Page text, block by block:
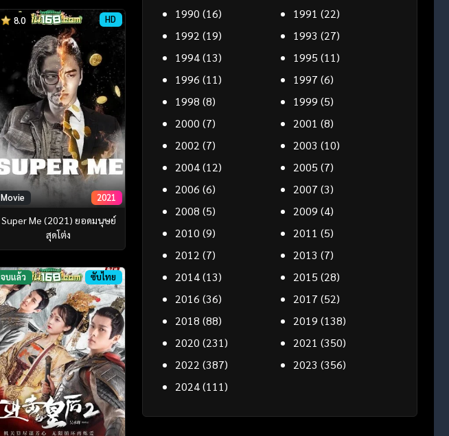
8.0 HD
Movie 2021
Super Me (2021) ยอดมนุษย์
สุดโต่ง
จบแล้ว ซับไทย
1990 (16) 1991 (22)
1992 (19) 1993 (27)
1994(13) 1995 (11)
1996 (11) 1997 (6)
1998 (8) 1999 (5)
2000 (7) 2001 (8)
2002 (7) 2003 (10)
2004(12) 2005 (7)
2006 (6) 2007 (3)
2008 (5) 2009 (4)
2010 (9) 2011 (5)
2012 (7) 2013 (7)
2014(13) 2015 (28)
2016 (36) 2017 (52)
2018 (88) 2019 (138)
2020 (231) 2021 (350)
2022 (387) 2023 (356)
2024(111)